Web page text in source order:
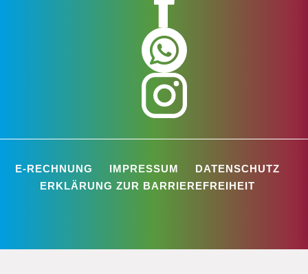
E-RECHNUNG IMPRESSUM
DATENSCHUTZ
ERKLÄRUNG ZUR BARRIEREFREIHEIT